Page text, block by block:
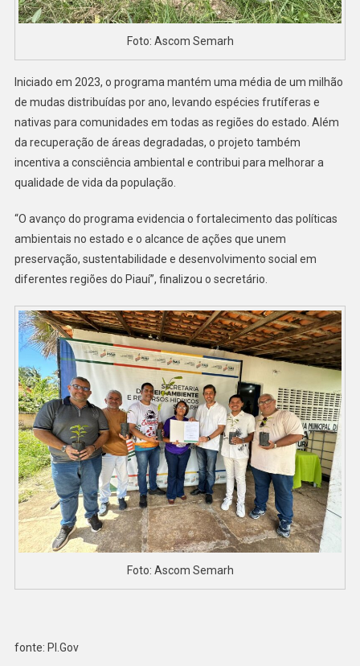
Foto: Ascom Semarh
Iniciado em 2023, o programa mantém uma média de um milhão
de mudas distribuídas por ano, levando espécies frutíferas e
nativas para comunidades em todas as regiões do estado. Além
da recuperação de áreas degradadas, o projeto também
incentiva a consciência ambiental e contribui para melhorar a
qualidade de vida da população.
“O avanço do programa evidencia o fortalecimento das políticas
ambientais no estado e o alcance de ações que unem
preservação, sustentabilidade e desenvolvimento social em
diferentes regiões do Piauí”, finalizou o secretário.
Foto: Ascom Semarh
fonte: PI.Gov